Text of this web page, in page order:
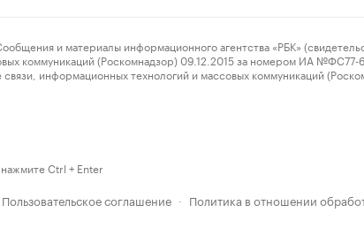
и материалы информационного агентства «РБК»
коммуникаций (Роскомнадзор) 09.12.2015 за номером ИА №ФС77-
информационных технологий и массовых коммуникаций
Ctrl + Enter
Пользовательское соглашение · Политика в отношении